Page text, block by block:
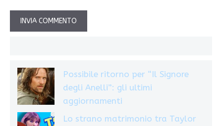
Possibile ritorno per “Il Signore
degli Anelli”: gli ultimi
aggiornamenti
Lo strano matrimonio tra Taylor